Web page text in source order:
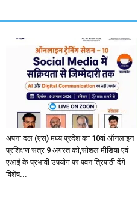
अपना दल (एस) मध्य प्रदेश का 10वां ऑनलाइन
प्रशिक्षण सत्र 9 अगस्त को,सोशल मीडिया एवं
एआई के प्रभावी उपयोग पर पवन त्रिपाठी देंगे
विशेष...